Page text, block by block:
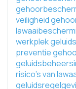
veiligheid
werkplek
preventie
risico's van